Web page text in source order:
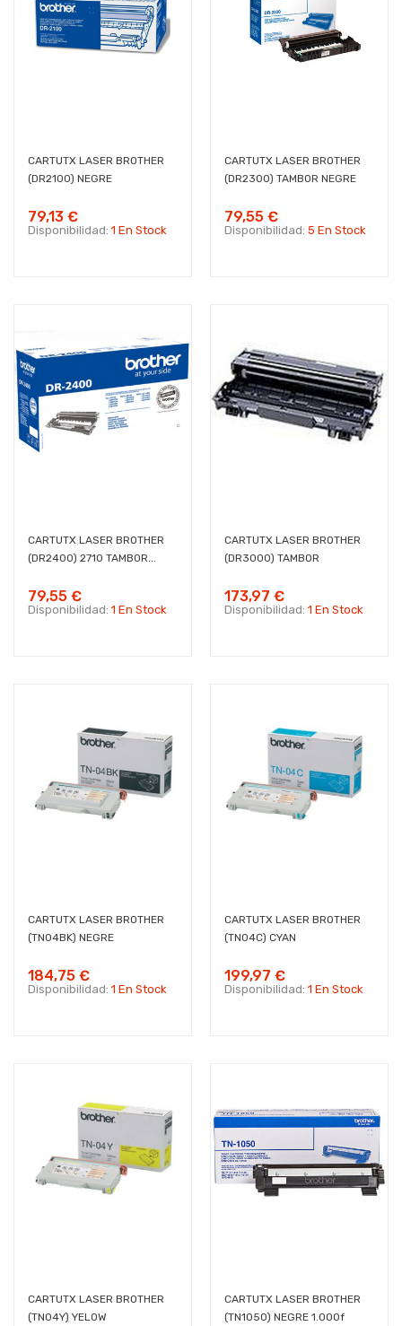
CARTUTX LASER BROTHER
(DR2100) NEGRE
79,13 €
Disponibilidad: 1 En Stock
CARTUTX LASER BROTHER
(DR2300) TAMBOR NEGRE
79,55 €
Disponibilidad: 5 En Stock
CARTUTX LASER BROTHER
(DR2400) 2710 TAMBOR...
79,55 €
Disponibilidad: 1 En Stock
CARTUTX LASER BROTHER
(DR3000) TAMBOR
173,97 €
Disponibilidad: 1 En Stock
CARTUTX LASER BROTHER
(TN04BK) NEGRE
184,75 €
Disponibilidad: 1 En Stock
CARTUTX LASER BROTHER
(TN04C) CYAN
199,97 €
Disponibilidad: 1 En Stock
CARTUTX LASER BROTHER
(TN04Y) YELOW
CARTUTX LASER BROTHER
(TN1050) NEGRE 1.000f